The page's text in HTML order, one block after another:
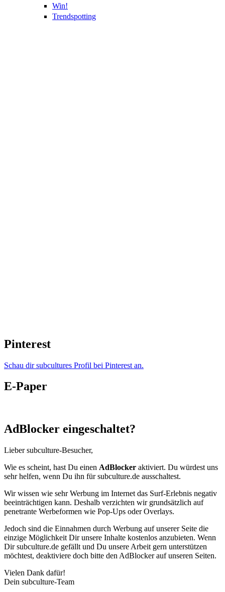
Win!
Trendspotting
Pinterest
Schau dir subcultures Profil bei Pinterest an.
E-Paper
AdBlocker eingeschaltet?
Lieber subculture-Besucher,
Wie es scheint, hast Du einen AdBlocker aktiviert. Du würdest uns
sehr helfen, wenn Du ihn für subculture.de ausschaltest.
Wir wissen wie sehr Werbung im Internet das Surf-Erlebnis negativ
beeinträchtigen kann. Deshalb verzichten wir grundsätzlich auf
penetrante Werbeformen wie Pop-Ups oder Overlays.
Jedoch sind die Einnahmen durch Werbung auf unserer Seite die
einzige Möglichkeit Dir unsere Inhalte kostenlos anzubieten. Wenn
Dir subculture.de gefällt und Du unsere Arbeit gern unterstützen
möchtest, deaktiviere doch bitte den AdBlocker auf unseren Seiten.
Vielen Dank dafür!
Dein subculture-Team